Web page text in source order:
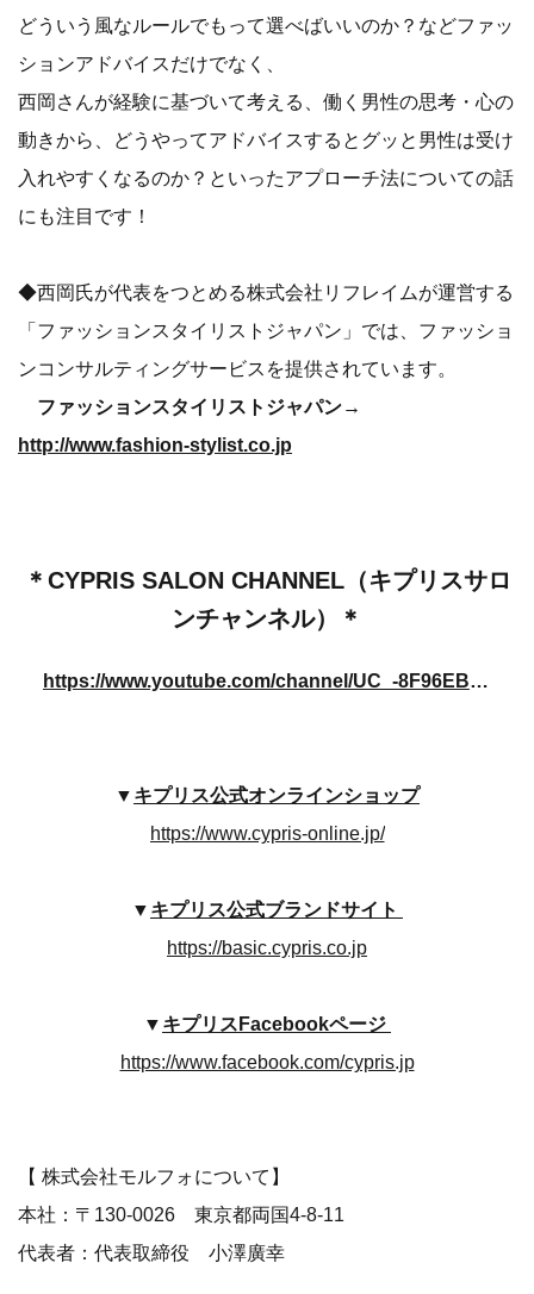
どういう風なルールでもって選べばいいのか？などファッ
ションアドバイスだけでなく、
西岡さんが経験に基づいて考える、働く男性の思考・心の
動きから、どうやってアドバイスするとグッと男性は受け
入れやすくなるのか？といったアプローチ法についての話
にも注目です！
​◆西岡氏が代表をつとめる株式会社リフレイムが運営する
「ファッションスタイリストジャパン」では、ファッショ
ンコンサルティングサービスを提供されています。
ファッションスタイリストジャパン→
http://www.fashion-stylist.co.jp
＊CYPRIS SALON CHANNEL（キプリスサロ
ンチャンネル）＊
https://www.youtube.com/channel/UC_-8F96EBKQ6YC44biUH6Zw
▼ キプリス公式オンラインショップ
https://www.cypris-online.jp/
▼ キプリス公式ブランドサイト
https://basic.cypris.co.jp
▼ キプリスFacebookページ
https://www.facebook.com/cypris.jp
​​【 株式会社モルフォについて】
本社：〒130-0026 東京都両国4-8-11
代表者：代表取締役 小澤廣幸